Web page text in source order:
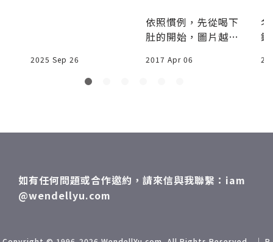
2025 Sep 26
依照慣例，先從喝下
肚的開始，圖片越大
葡萄汽水不知是否岡
2017 Apr 06
6
如有任何問題或合作邀約，請來信與我聯繫：iam
@wendellyu.com